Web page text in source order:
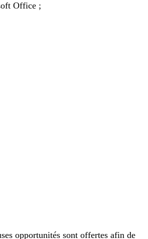
Office ;
opportunités sont offertes afin de